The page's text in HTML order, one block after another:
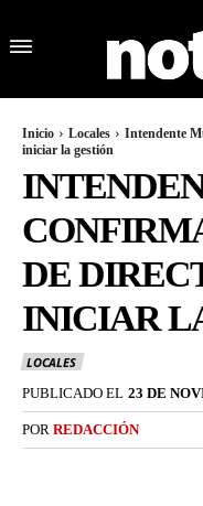
Inicio Locales
Intendente
iniciar la gestión
DE
INICIAR
LOCALES
PUBLICADO EL 23 DE
POR REDACCIÓN